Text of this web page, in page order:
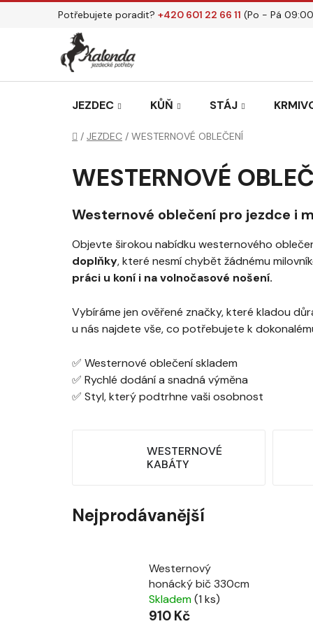
Přejít
Potřebujete poradit? +420 601 22 66 11 (Po - Pá
JEZDEC KŮŇ STÁJ
Domů
/ JEZDEC / WESTERNOVÉ OBLEČENÍ
WESTERNOVÉ
Westernové oblečení pro jezdce i
Objevte širokou nabídku westernového
doplňky, které nesmí chybět žádnému
práci u koní i na volnočasové nošení.
Vybíráme jen ověřené značky, které kladou
u nás najdete vše, co potřebujete k
✅ Westernové oblečení skladem
✅ Rychlé dodání a snadná výměna
✅ Styl, který podtrhne vaši osobnost
WESTERNOVÉ
KABÁTY
Nejprodávanější
Westernový
honácký bič 330cm
Skladem(1 ks)
910 Kč